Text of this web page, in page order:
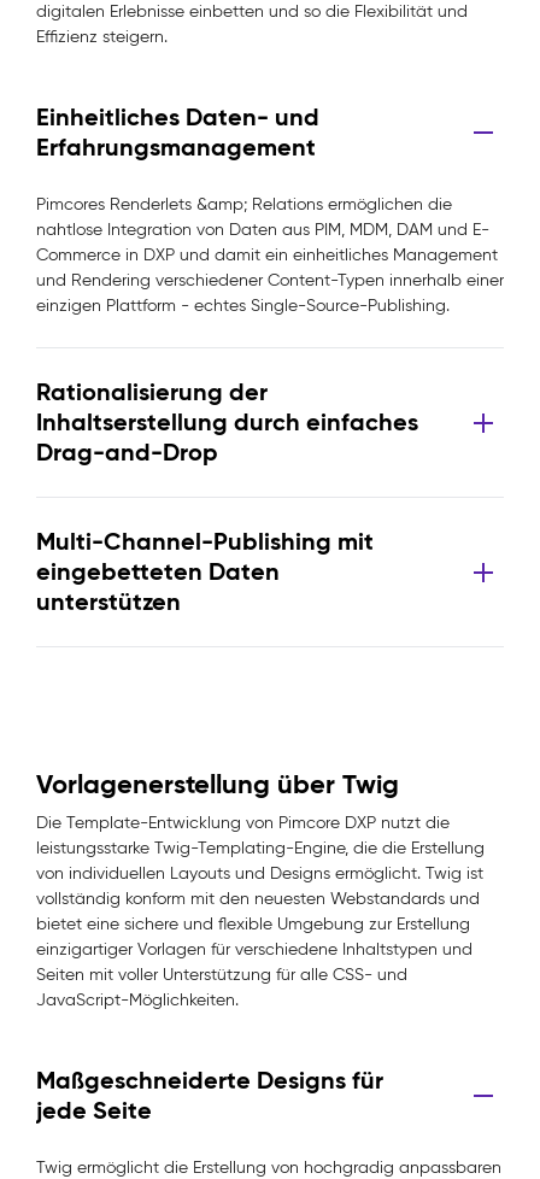
digitalen Erlebnisse einbetten und so die Flexibilität und
Effizienz steigern.
Einheitliches Daten- und
Erfahrungsmanagement
Pimcores Renderlets &amp; Relations ermöglichen die
nahtlose Integration von Daten aus PIM, MDM, DAM und E-
Commerce in DXP und damit ein einheitliches Management
und Rendering verschiedener Content-Typen innerhalb einer
einzigen Plattform - echtes Single-Source-Publishing.
Rationalisierung der
Inhaltserstellung durch einfaches
Drag-and-Drop
Multi-Channel-Publishing mit
eingebetteten Daten
unterstützen
Vorlagenerstellung über Twig
Die Template-Entwicklung von Pimcore DXP nutzt die
leistungsstarke Twig-Templating-Engine, die die Erstellung
von individuellen Layouts und Designs ermöglicht. Twig ist
vollständig konform mit den neuesten Webstandards und
bietet eine sichere und flexible Umgebung zur Erstellung
einzigartiger Vorlagen für verschiedene Inhaltstypen und
Seiten mit voller Unterstützung für alle CSS- und
JavaScript-Möglichkeiten.
Maßgeschneiderte Designs für
jede Seite
Twig ermöglicht die Erstellung von hochgradig anpassbaren